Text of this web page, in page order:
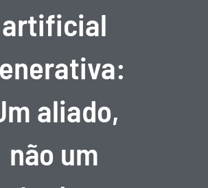
artificial
aliado,
não um